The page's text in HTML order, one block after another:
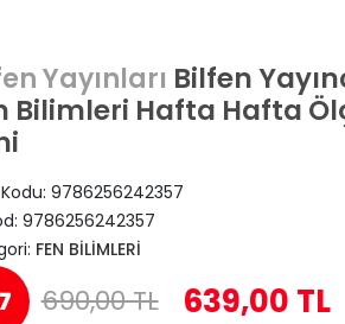
Yayınları Bilfen
Bilimleri Hafta Hafta
9786256242357
9786256242357
FEN BİLİMLERİ
690,00 TL 639,00 TL